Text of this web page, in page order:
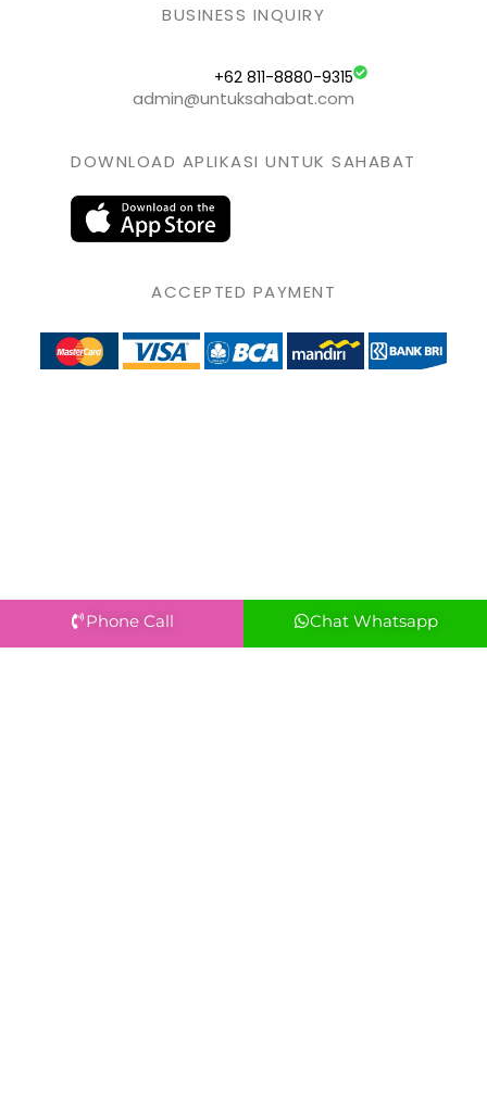
BUSINESS INQUIRY
+62 811-8880-9315
admin@untuksahabat.com
DOWNLOAD APLIKASI UNTUK SAHABAT
ACCEPTED PAYMENT
Phone Call Chat Whatsapp